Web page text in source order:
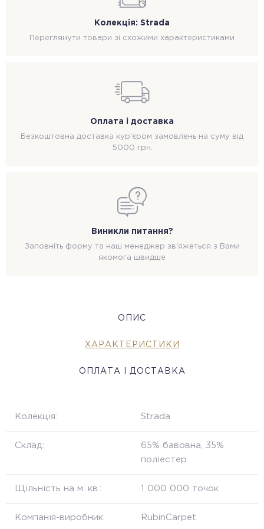
Колекція: Strada
Переглянути товари зі схожими характеристиками
Оплата і доставка
Безкоштовна доставка кур'єром замовлень на суму від
5000 грн.
Виникли питання?
Заповніть форму та наш менеджер зв'яжеться з Вами
якомога швидше
ОПИС
ХАРАКТЕРИСТИКИ
ОПЛАТА І ДОСТАВКА
Колекція: Strada
Склад:
65% бавовна, 35%
поліестер
Щільність на м. кв.: 1 000 000 точок
Компанія-виробник: RubinCarpet